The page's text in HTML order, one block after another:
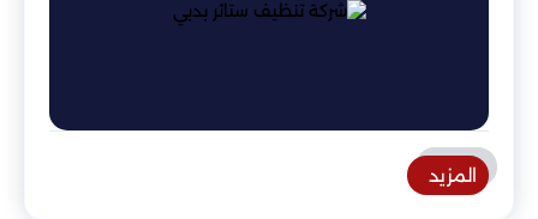
المزيد